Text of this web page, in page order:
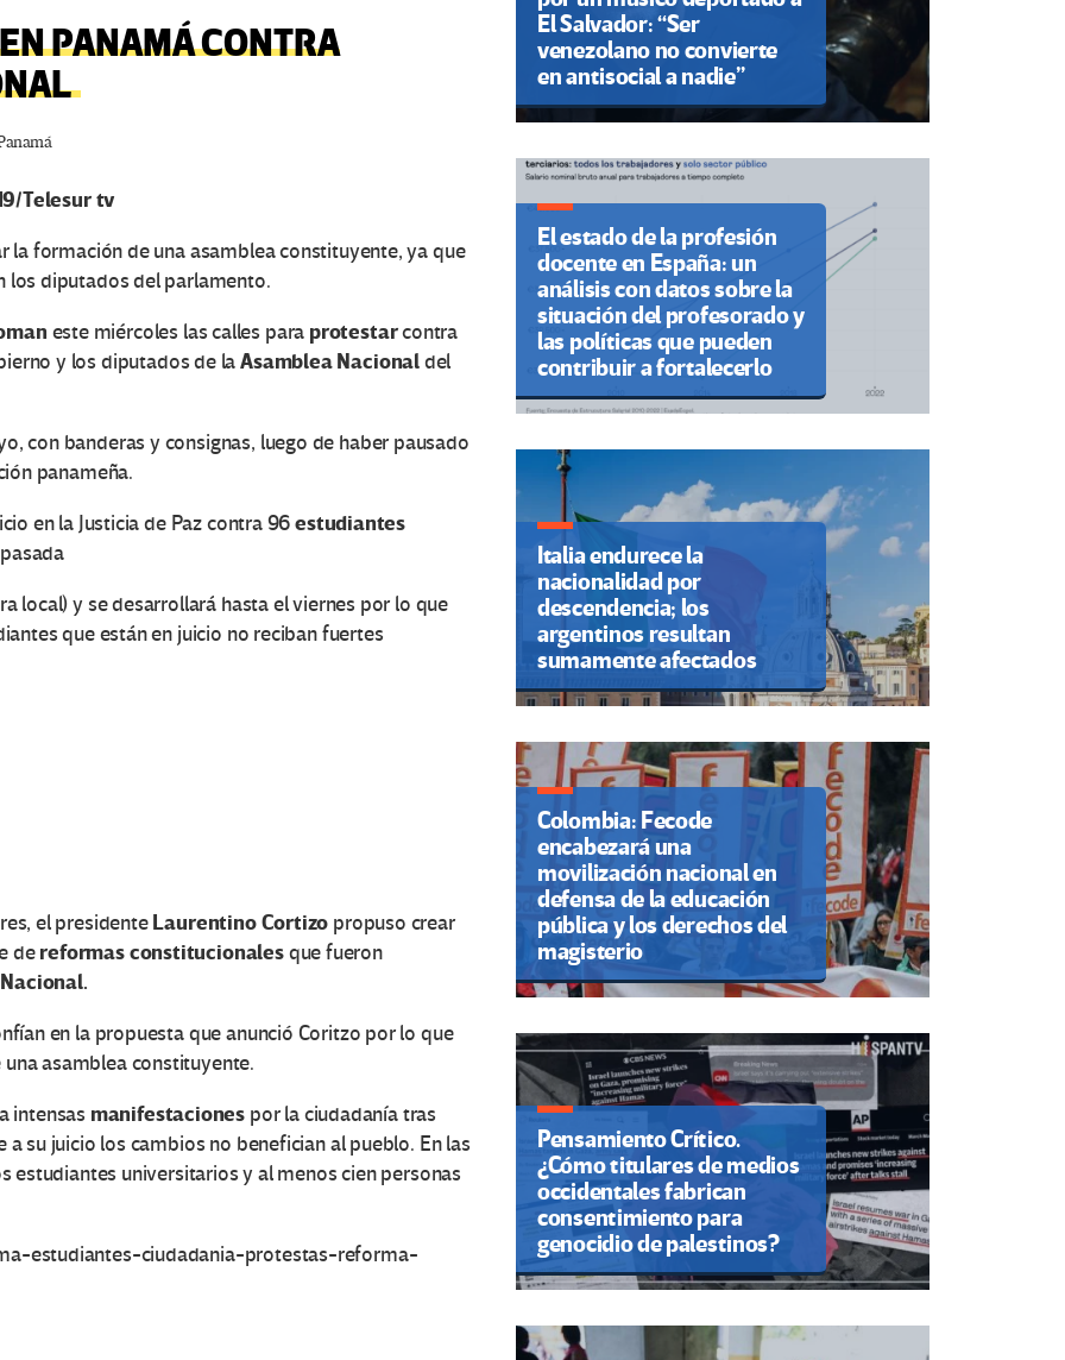
PANAMÁ CONTRA
Telesur tv
la formación de una asamblea constituyente, ya que
los diputados del parlamento.
este miércoles las calles para protestarcontra
y los diputados de laAsamblea Nacionaldel
con banderas y consignas, luego de haber pausado
panameña.
en la Justicia de Paz contra 96estudiantes
local) y se desarrollará hasta el viernes por lo que
que están en juicio no reciban fuertes
el presidenteLaurentino Cortizo propuso crear
dereformas constitucionalesque fueron
en la propuesta que anunció Coritzo por lo que
asamblea constituyente.
intensas manifestaciones por la ciudadanía tras
su juicio los cambios no benefician al pueblo. En las
universitarios y al menos cien personas
estudiantes-ciudadania-protestas-reforma-
El Salvador: “Ser
venezolano no convierte
en antisocial a nadie”
El estado de la profesión
docente en España: un
análisis con datos sobre la
situación del profesorado y
las políticas que pueden
contribuir a fortalecerlo
Italia endurece la
nacionalidad por
descendencia; los
argentinos resultan
sumamente afectados
Colombia: Fecode
encabezará una
movilización nacional en
defensa de la educación
pública y los derechos del
magisterio
Pensamiento Crítico.
¿Cómo titulares de medios
occidentales fabrican
consentimiento para
genocidio de palestinos?